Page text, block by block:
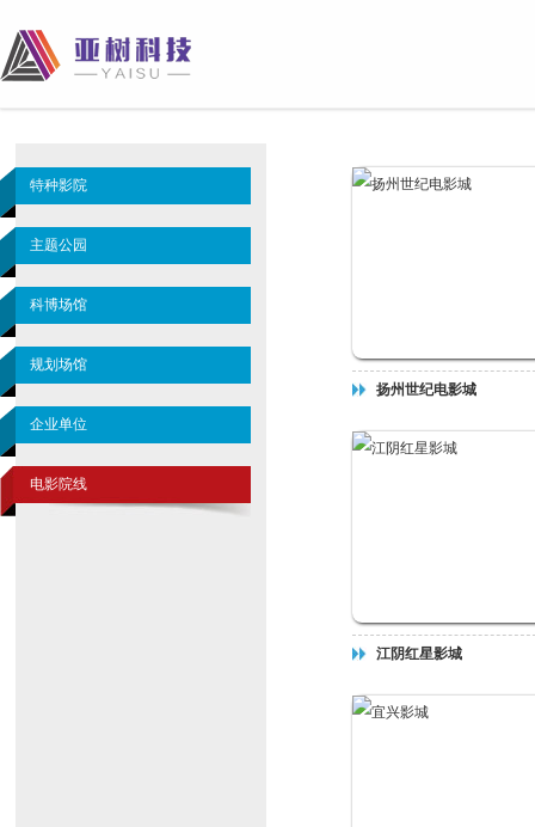
特种影院
主题公园
科博场馆
规划场馆
企业单位
电影院线
扬州世纪电影城
江阴红星影城